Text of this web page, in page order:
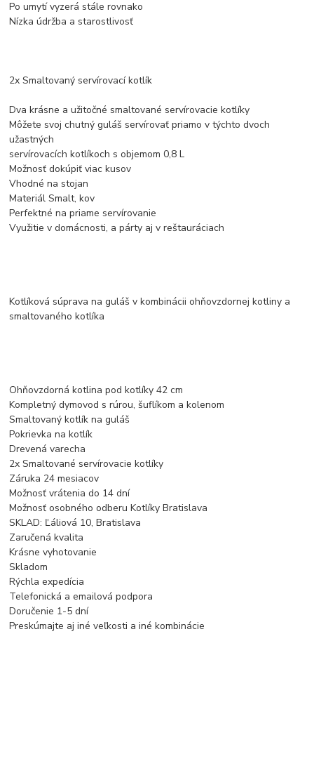
Po umytí vyzerá stále rovnako
Nízka údržba a starostlivosť
2x Smaltovaný servírovací kotlík
Dva krásne a užitočné smaltované servírovacie kotlíky
Môžete svoj chutný guláš servírovať priamo v týchto dvoch
užastných
servírovacích kotlíkoch s objemom 0,8 L
Možnosť dokúpiť viac kusov
Vhodné na stojan
Materiál Smalt, kov
Perfektné na priame servírovanie
Využitie v domácnosti, a párty aj v reštauráciach
Kotlíková súprava na guláš v kombinácii ohňovzdornej kotliny a
smaltovaného kotlíka
Ohňovzdorná kotlina pod kotlíky 42 cm
Kompletný dymovod s rúrou, šuflíkom a kolenom
Smaltovaný kotlík na guláš
Pokrievka na kotlík
Drevená varecha
2x Smaltované servírovacie kotlíky
Záruka 24 mesiacov
Možnosť vrátenia do 14 dní
Možnosť osobného odberu Kotlíky Bratislava
SKLAD: Ľáliová 10, Bratislava
Zaručená kvalita
Krásne vyhotovanie
Skladom
Rýchla expedícia
Telefonická a emailová podpora
Doručenie 1-5 dní
Preskúmajte aj iné veľkosti a iné kombinácie